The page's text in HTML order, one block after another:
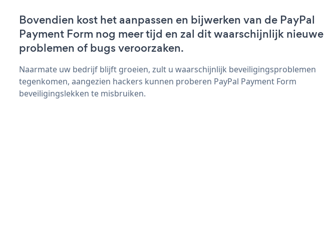
Bovendien kost het aanpassen en bijwerken van de PayPal
Payment Form nog meer tijd en zal dit waarschijnlijk nieuwe
problemen of bugs veroorzaken.
Naarmate uw bedrijf blijft groeien, zult u waarschijnlijk beveiligingsproblemen
tegenkomen, aangezien hackers kunnen proberen PayPal Payment Form
beveiligingslekken te misbruiken.